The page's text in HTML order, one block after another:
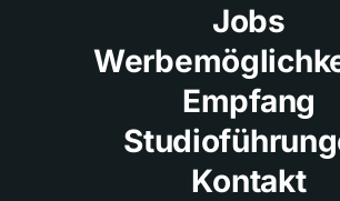
Jobs
Empfang
Kontakt